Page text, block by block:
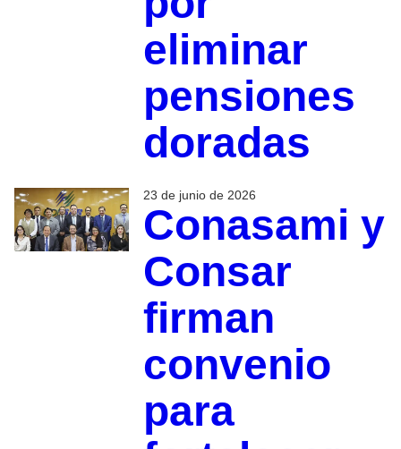
eliminar
pensiones
doradas
23 de junio de 2026
Conasami y
Consar
firman
convenio
para